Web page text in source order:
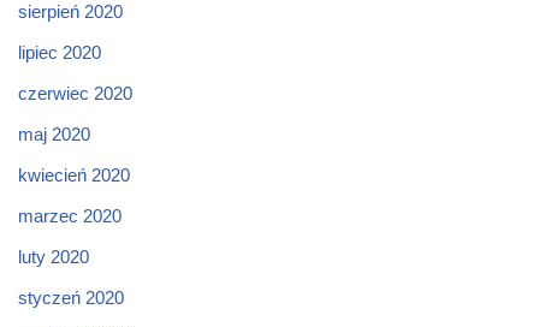
sierpień 2020
lipiec 2020
czerwiec 2020
maj 2020
kwiecień 2020
marzec 2020
luty 2020
styczeń 2020